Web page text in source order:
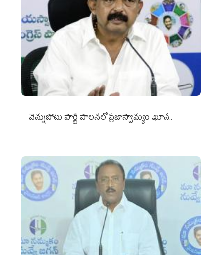
వెన్నుపోటు పార్టీ పాలనలో ప్రజాస్వామ్యం ఖూనీ..